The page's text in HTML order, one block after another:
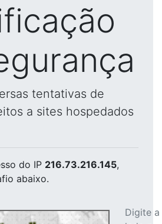
tentativas de
a sites hospedados
do IP 216.73.216.145,
abaixo.
Digite